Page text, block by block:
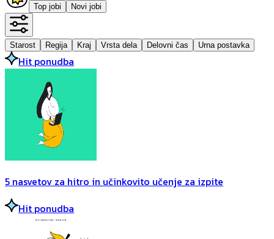
Top jobi Novi jobi
Starost Regija Kraj Vrsta dela Delovni čas Urna postavka
Hit ponudba
5 nasvetov za hitro in učinkovito učenje za izpite
Hit ponudba